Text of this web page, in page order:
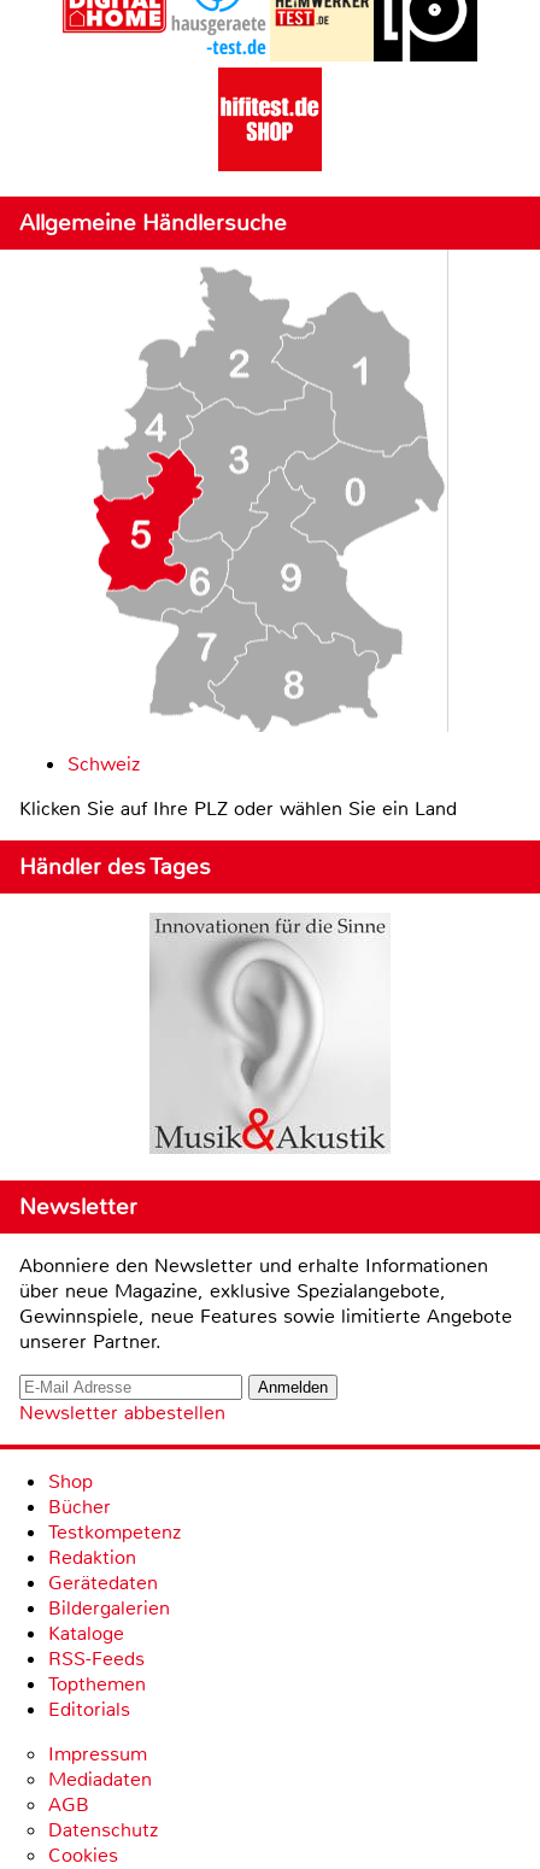
Allgemeine Händlersuche
Schweiz
Klicken Sie auf Ihre PLZ oder wählen Sie ein Land
Händler des Tages
Newsletter
Abonniere den Newsletter und erhalte Informationen
über neue Magazine, exklusive Spezialangebote,
Gewinnspiele, neue Features sowie limitierte Angebote
unserer Partner.
Newsletter abbestellen
Shop
Bücher
Testkompetenz
Redaktion
Gerätedaten
Bildergalerien
Kataloge
RSS-Feeds
Topthemen
Editorials
Impressum
Mediadaten
AGB
Datenschutz
Cookies